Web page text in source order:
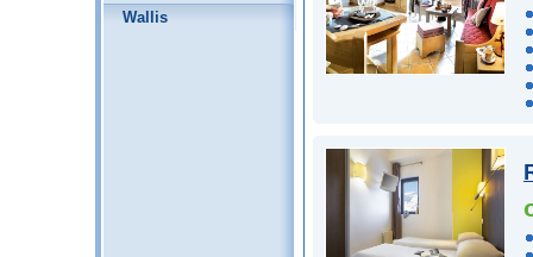
Wallis